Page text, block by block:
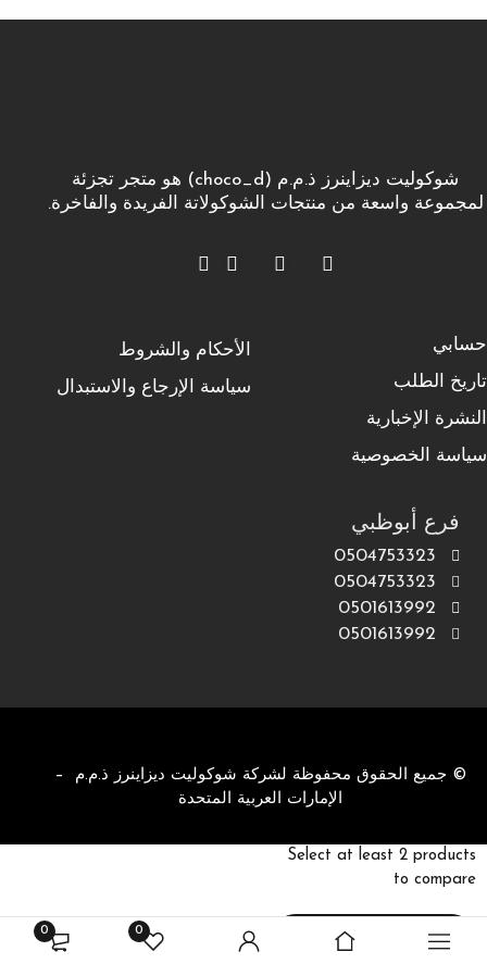
0
0
شوكوليت ديزاينرز ذ.م.م (choco_d) هو متجر تجزئة
لمجموعة واسعة من منتجات الشوكولاتة الفريدة والفاخرة.
حسابي
تاريخ الطلب
النشرة الإخبارية
سياسة الخصوصية
الأحكام والشروط
سياسة الإرجاع والاستبدال
فرع أبوظبي
0504753323
0504753323
0501613992
0501613992
© جميع الحقوق محفوظة لشركة شوكوليت ديزاينرز ذ.م.م –
الإمارات العربية المتحدة
Select at least 2 products
to compare
View comparison